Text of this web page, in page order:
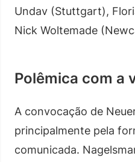
Undav (Stuttgart),
Nick Woltemade
Polêmica com a
A convocação de
principalmente pela
comunicada.